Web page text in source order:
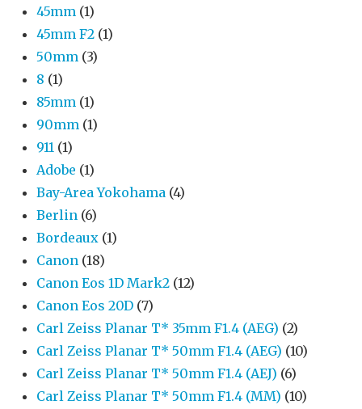
45mm (1)
45mm F2 (1)
50mm (3)
8 (1)
85mm (1)
90mm (1)
911 (1)
Adobe (1)
Bay-Area Yokohama (4)
Berlin (6)
Bordeaux (1)
Canon (18)
Canon Eos 1D Mark2 (12)
Canon Eos 20D (7)
Carl Zeiss Planar T* 35mm F1.4 (AEG) (2)
Carl Zeiss Planar T* 50mm F1.4 (AEG) (10)
Carl Zeiss Planar T* 50mm F1.4 (AEJ) (6)
Carl Zeiss Planar T* 50mm F1.4 (MM) (10)